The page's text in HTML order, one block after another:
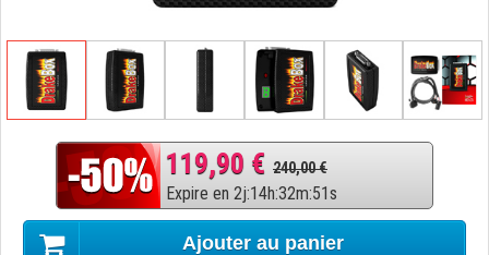
119,90 € 240,00 €
Expire en 2j:14h:32m:50s
Ajouter au panier